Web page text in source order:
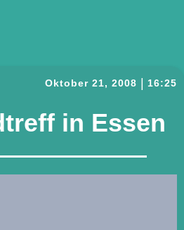
Oktober 21, 2008 16:25
in Essen